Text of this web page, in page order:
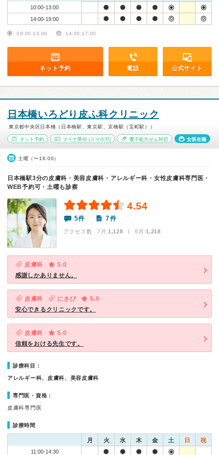
10:00-13:00
14:00-19:00
09:00-13:00 14:00-17:00
ネット予約 電話 公式サイト
日本橋いろどり皮ふ科クリニック
東京都中央区日本橋（日本橋駅、東京駅、京橋駅（宝町駅））
ネット予約 マイナ受付(スマホ可) 電子処方せん対応 女医在籍
土曜（〜16:00）
日本橋駅3分の皮膚科・美容皮膚科・アレルギー科・女性皮膚科専門医・
WEB予約可・土曜も診察
4.54
5件 7件
アクセス数 7月:1,128 | 6月:1,218
皮膚科
5.0
感謝しかありません。
皮膚科 にきび
5.0
安心できるクリニックです。
皮膚科
5.0
信頼をおける先生です。
診療科目：
アレルギー科、皮膚科、美容皮膚科
専門医・資格：
皮膚科専門医
診療時間
月 火 水 木 金 土 日 祝
11:00-14:30